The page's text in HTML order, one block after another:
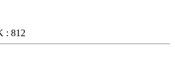
: 812